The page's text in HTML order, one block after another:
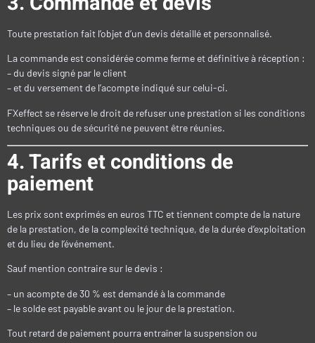
Toute prestation fait l’objet d’un devis détaillé et personnalisé.
La commande est considérée comme ferme et définitive à réception :
– du devis signé par le client
– et du versement de l’acompte indiqué sur celui-ci.
FXeffect se réserve le droit de refuser une prestation si les conditions
techniques ou de sécurité ne peuvent être réunies.
4. Tarifs et conditions de
paiement
Les prix sont exprimés en euros TTC et tiennent compte de la nature
de la prestation, de la complexité technique, de la durée d’exploitation
et du lieu de l’événement.
Sauf mention contraire sur le devis :
– un acompte de 30 % est demandé à la commande
– le solde est payable avant ou le jour de la prestation.
Tout retard de paiement pourra entraîner la suspension ou